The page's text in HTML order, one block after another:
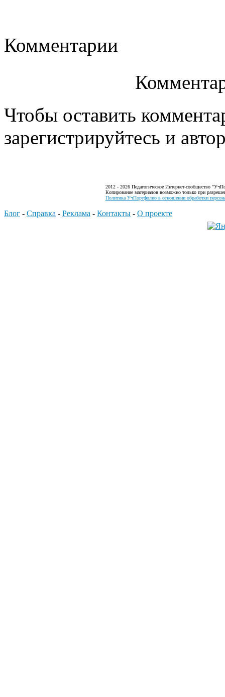
Комментарии
Чтобы оставить
зарегистрируйтесь и
2012 - 2026 Педагогическое Интернет-сообщество
Копирование материалов возможно только при
Политика УчПортфолио в отношении обработки
Блог - Справка - Реклама - Контакты - О проекте